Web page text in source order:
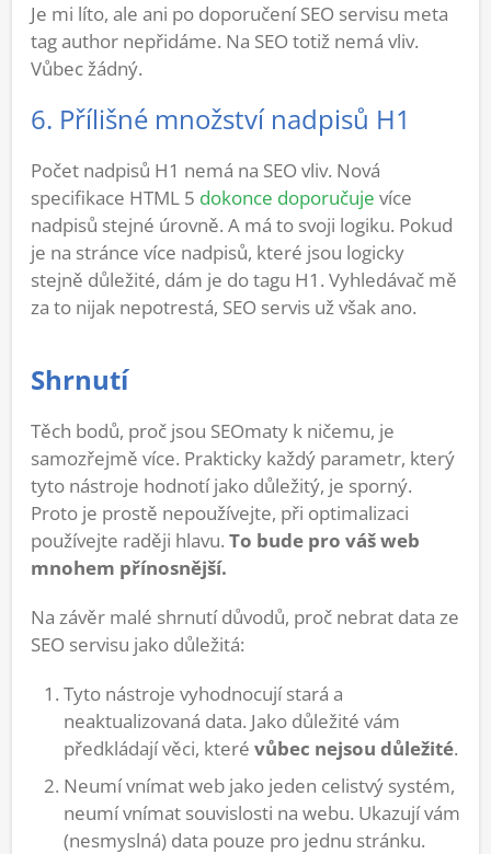
Je mi líto, ale ani po doporučení SEO servisu meta
tag author nepřidáme. Na SEO totiž nemá vliv.
Vůbec žádný.
6. Přílišné množství nadpisů H1
Počet nadpisů H1 nemá na SEO vliv. Nová
specifikace HTML 5 dokonce doporučuje více
nadpisů stejné úrovně. A má to svoji logiku. Pokud
je na stránce více nadpisů, které jsou logicky
stejně důležité, dám je do tagu H1. Vyhledávač mě
za to nijak nepotrestá, SEO servis už však ano.
Shrnutí
Těch bodů, proč jsou SEOmaty k ničemu, je
samozřejmě více. Prakticky každý parametr, který
tyto nástroje hodnotí jako důležitý, je sporný.
Proto je prostě nepoužívejte, při optimalizaci
používejte raději hlavu. To bude pro váš web
mnohem přínosnější.
Na závěr malé shrnutí důvodů, proč nebrat data ze
SEO servisu jako důležitá:
Tyto nástroje vyhodnocují stará a
neaktualizovaná data. Jako důležité vám
předkládají věci, které vůbec nejsou důležité.
Neumí vnímat web jako jeden celistvý systém,
neumí vnímat souvislosti na webu. Ukazují vám
(nesmyslná) data pouze pro jednu stránku.